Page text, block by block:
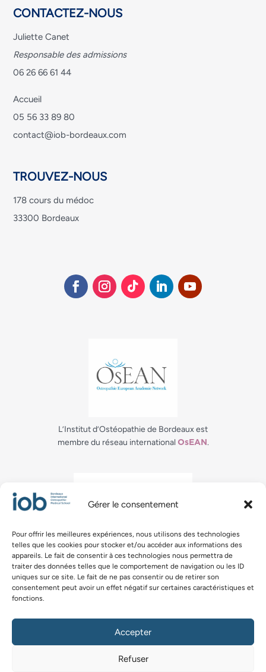
Gérer le consentement
Pour offrir les meilleures expériences, nous utilisons des technologies
telles que les cookies pour stocker et/ou accéder aux informations des
appareils. Le fait de consentir à ces technologies nous permettra de
traiter des données telles que le comportement de navigation ou les ID
uniques sur ce site. Le fait de ne pas consentir ou de retirer son
consentement peut avoir un effet négatif sur certaines caractéristiques et
fonctions.
Accepter
Refuser
CONTACTEZ-NOUS
Juliette Canet
Responsable des admissions
06 26 66 61 44
Accueil
05 56 33 89 80
contact@iob-bordeaux.com
TROUVEZ-NOUS
178 cours du médoc
33300 Bordeaux
L’Institut d’Ostéopathie de Bordeaux est
membre du réseau international OsEAN .
La certification qualité a été délivrée à IOB au titre
de la catégorie : ACTION DE FORMATION.
Établissement d’enseignement supérieur privé agréé par le
ministère de la santé et enregistré sous le numéro 0333285S